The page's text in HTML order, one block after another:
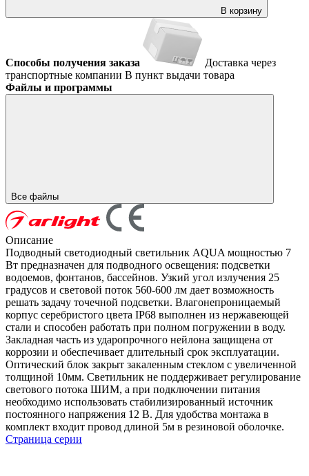
В корзину
Способы получения заказа
Доставка через
транспортные компании В пункт выдачи товара
Файлы и программы
Все файлы
Описание
Подводный светодиодный светильник AQUA мощностью 7
Вт предназначен для подводного освещения: подсветки
водоемов, фонтанов, бассейнов. Узкий угол излучения 25
градусов и световой поток 560-600 лм дает возможность
решать задачу точечной подсветки. Влагонепроницаемый
корпус серебристого цвета IP68 выполнен из нержавеющей
стали и способен работать при полном погружении в воду.
Закладная часть из ударопрочного нейлона защищена от
коррозии и обеспечивает длительный срок эксплуатации.
Оптический блок закрыт закаленным стеклом с увеличенной
толщиной 10мм. Светильник не поддерживает регулирование
светового потока ШИМ, а при подключении питания
необходимо использовать стабилизированный источник
постоянного напряжения 12 В. Для удобства монтажа в
комплект входит провод длиной 5м в резиновой оболочке.
Страница серии